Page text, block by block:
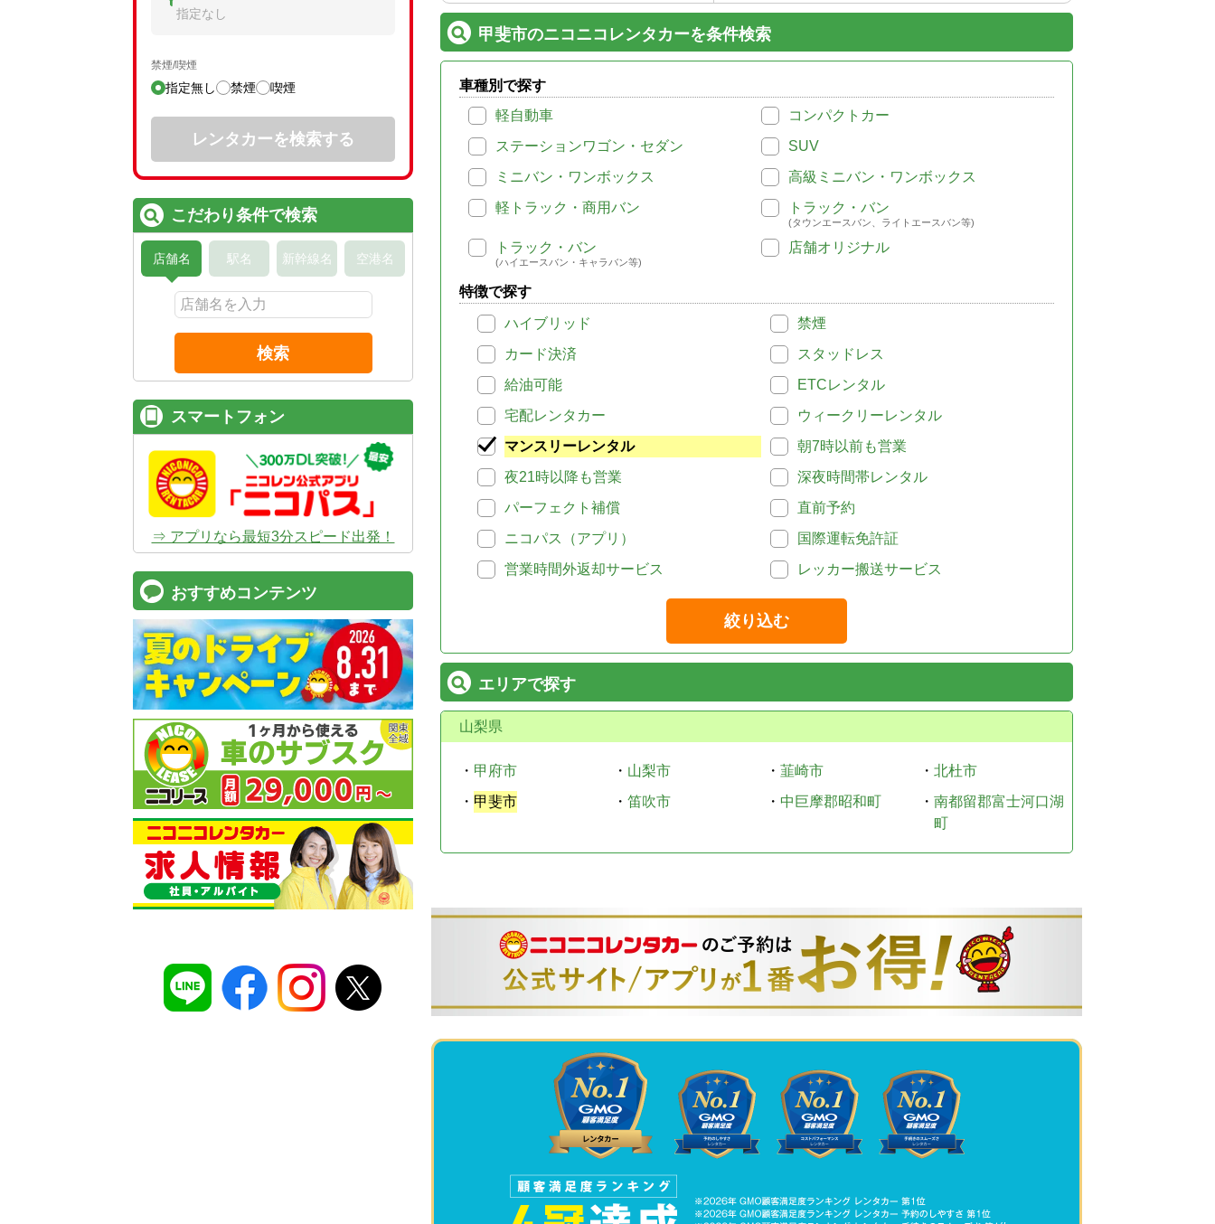
甲斐市のニコニコレンタカーを条件検索
車種別で探す
軽自動車
コンパクトカー
ステーションワゴン・セダン
SUV
ミニバン・ワンボックス
高級ミニバン・ワンボックス
軽トラック・商用バン
トラック・バン
(タウンエースバン、ライトエースバン等)
トラック・バン
(ハイエースバン・キャラバン等)
店舗オリジナル
特徴で探す
ハイブリッド
禁煙
カード決済
スタッドレス
給油可能
ETCレンタル
宅配レンタカー
ウィークリーレンタル
マンスリーレンタル
朝7時以前も営業
夜21時以降も営業
深夜時間帯レンタル
パーフェクト補償
直前予約
ニコパス（アプリ）
国際運転免許証
営業時間外返却サービス
レッカー搬送サービス
絞り込む
エリアで探す
山梨県
・ 甲府市 ・ 山梨市 ・ 韮崎市 ・ 北杜市
・ 甲斐市 ・ 笛吹市 ・ 中巨摩郡昭和町 ・ 南都留郡富士河口湖
町
指定なし
禁煙/喫煙
指定無し 禁煙 喫煙
レンタカーを検索する
こだわり条件で検索
店舗名 駅名 新幹線名 空港名
検索
スマートフォン
⇒ アプリなら最短3分スピード出発！
おすすめコンテンツ